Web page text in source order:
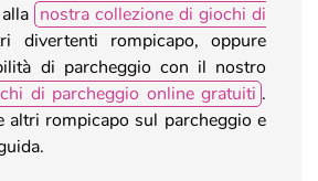
nostra collezione di giochi di
divertenti rompicapo, oppure
di parcheggio con il nostro
di parcheggio online gratuiti .
altri rompicapo sul parcheggio e